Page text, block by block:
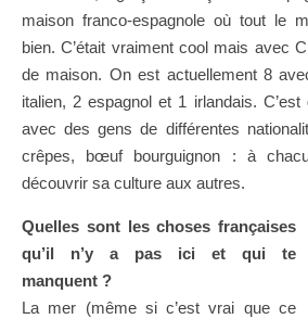
maison franco-espagnole où tout le
bien. C’était vraiment cool mais avec
de maison. On est actuellement 8
italien, 2 espagnol et 1 irlandais.
avec des gens de différentes
crêpes, bœuf bourguignon : à
découvrir sa culture aux autres.
Quelles sont les choses françaises
qu’il n’y a pas ici et qui te
manquent ?
La mer (même si c’est vrai que ce